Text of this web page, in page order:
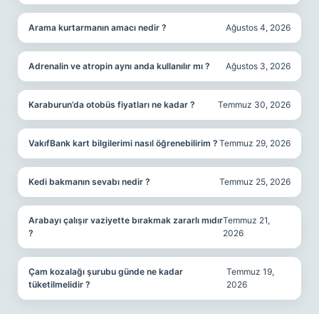
Arama kurtarmanın amacı nedir ? Ağustos 4, 2026
Adrenalin ve atropin aynı anda kullanılır mı ? Ağustos 3, 2026
Karaburun’da otobüs fiyatları ne kadar ? Temmuz 30, 2026
VakıfBank kart bilgilerimi nasıl öğrenebilirim ? Temmuz 29, 2026
Kedi bakmanın sevabı nedir ? Temmuz 25, 2026
Arabayı çalışır vaziyette bırakmak zararlı mıdır
?
Temmuz 21,
2026
Çam kozalağı şurubu günde ne kadar
tüketilmelidir ?
Temmuz 19,
2026